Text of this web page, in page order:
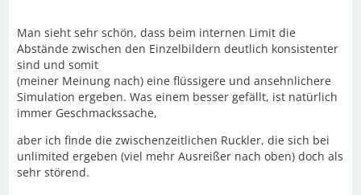
Man sieht sehr schön, dass beim internen Limit die
Abstände zwischen den Einzelbildern deutlich konsistenter
sind und somit
(meiner Meinung nach) eine flüssigere und ansehnlichere
Simulation ergeben. Was einem besser gefällt, ist natürlich
immer Geschmackssache,
aber ich finde die zwischenzeitlichen Ruckler, die sich bei
unlimited ergeben (viel mehr Ausreißer nach oben) doch als
sehr störend.